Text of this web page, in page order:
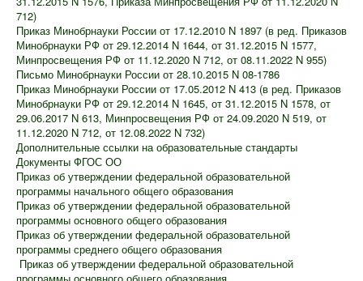
712)
Приказ Минобрнауки России от 17.12.2010 N 1897 (в ред. Приказов
Минобрнауки РФ от 29.12.2014 N 1644, от 31.12.2015 N 1577,
Минпросвещения РФ от 11.12.2020 N 712, от 08.11.2022 N 955)
Письмо Минобрнауки России от 28.10.2015 N 08-1786
Приказ Минобрнауки России от 17.05.2012 N 413 (в ред. Приказов
Минобрнауки РФ от 29.12.2014 N 1645, от 31.12.2015 N 1578, от
29.06.2017 N 613, Минпросвещения РФ от 24.09.2020 N 519, от
11.12.2020 N 712, от 12.08.2022 N 732)
Дополнительные ссылки на образовательные стандарты
Документы ФГОС ОО
Приказ об утверждении федеральной образовательной
программы начального общего образования
Приказ об утверждении федеральной образовательной
программы основного общего образования
Приказ об утверждении федеральной образовательной
программы среднего общего образования
Приказ об утверждении федеральной образовательной